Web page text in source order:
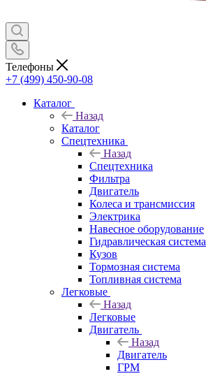
Телефоны
+7 (499) 450-90-08
Каталог
Назад
Каталог
Спецтехника
Назад
Спецтехника
Фильтра
Двигатель
Колеса и трансмиссия
Электрика
Навесное оборудование
Гидравлическая система
Кузов
Тормозная система
Топливная система
Легковые
Назад
Легковые
Двигатель
Назад
Двигатель
ГРМ